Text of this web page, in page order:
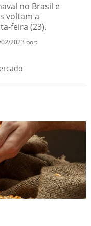
no Brasil e
voltam a
feira (23).
2023 por: